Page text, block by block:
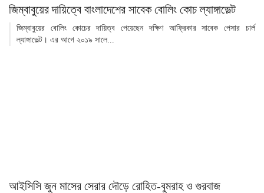
জিম্বাবুয়ের দায়িত্বে বাংলাদেশের সাবেক বোলিং কোচ ল্যাঙ্গাভেল্ট
জিম্বাবুয়ের বোলিং কোচের দায়িত্ব পেয়েছেন দক্ষিণ আফ্রিকার সাবেক পেসার চার্ল
ল্যাঙ্গাভেল্ট। এর আগে ২০১৯ সালে...
আইসিসি জুন মাসের সেরার দৌড়ে রোহিত-বুমরাহ ও গুরবাজ